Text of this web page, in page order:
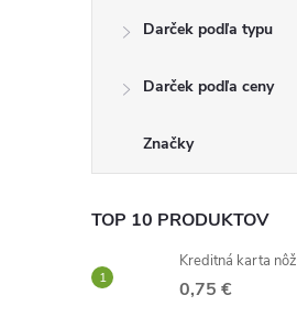
l
Darček podľa typu
Darček podľa ceny
Značky
TOP 10 PRODUKTOV
Kreditná karta nôž
0,75 €